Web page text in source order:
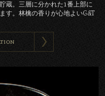
蔵。三層に分かれた1番上部に
す。林檎の香りが心地よいG&T